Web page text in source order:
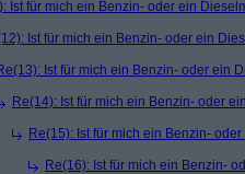
Ist für mich ein Benzin- oder ein
Ist für mich ein Benzin- oder ein
Ist für mich ein Benzin- oder ein
Re(14): Ist für mich ein Benzin- oder
Re(15): Ist für mich ein Benzin-
Re(16): Ist für mich ein Benzin-